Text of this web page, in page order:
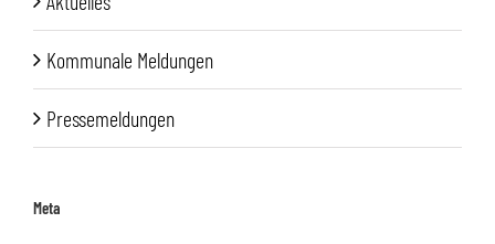
Kommunale Meldungen
Pressemeldungen
Meta